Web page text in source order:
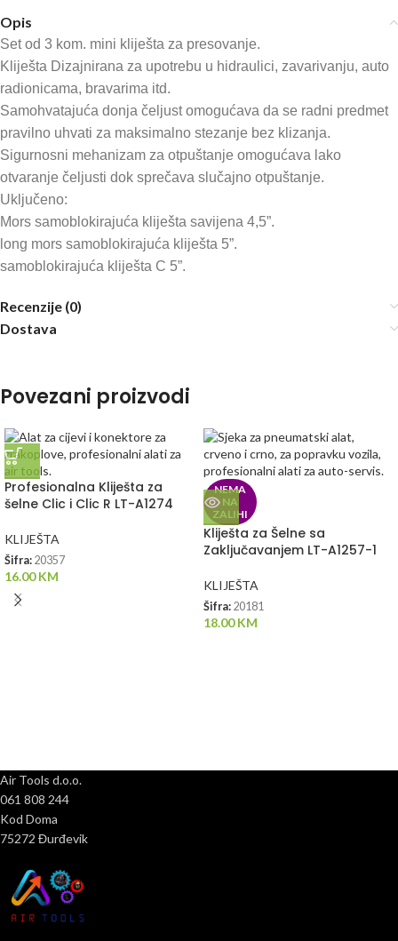
Opis
Set od 3 kom. mini kliješta za presovanje.
Kliješta Dizajnirana za upotrebu u hidraulici, zavarivanju, auto
radionicama, bravarima itd.
Samohvatajuća donja čeljust omogućava da se radni predmet
pravilno uhvati za maksimalno stezanje bez klizanja.
Sigurnosni mehanizam za otpuštanje omogućava lako
otvaranje čeljusti dok sprečava slučajno otpuštanje.
Uključeno:
Mors samoblokirajuća kliješta savijena 4,5”.
long mors samoblokirajuća kliješta 5”.
samoblokirajuća kliješta C 5”.
Recenzije (0)
Dostava
Povezani proizvodi
Profesionalna Kliješta za
šelne Clic i Clic R LT-A1274
KLIJEŠTA
Šifra: 20357
16.00KM
NEMA
NA
ZALIHI
Kliješta za Šelne sa
Zaključavanjem LT-A1257-1
KLIJEŠTA
Šifra: 20181
18.00KM
Air Tools d.o.o.
061 808 244
Kod Doma
75272 Đurđevik